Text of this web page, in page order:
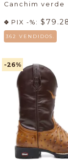
Canchim verde
PIX -%:
362 VENDIDOS.
-26%